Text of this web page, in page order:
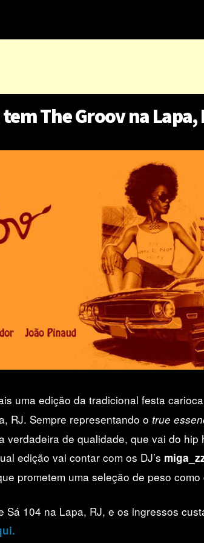
The Groov na Lapa,
uma edição da tradicional festa
RJ. Sempre representando o true
verdadeira de qualidade, que vai do hip
edição vai contar com os DJ’s
prometem uma seleção de peso
Sá 104 na Lapa, RJ, e os ingressos